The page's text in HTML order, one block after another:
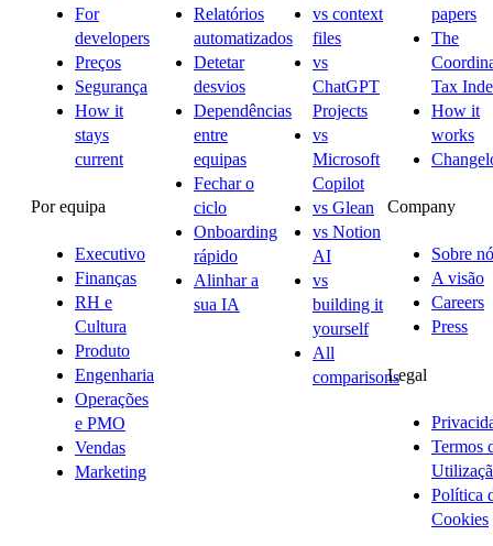
For
developers
Preços
Segurança
How it
stays
current
Por equipa
Executivo
Finanças
RH e
Cultura
Produto
Engenharia
Operações
e PMO
Vendas
Marketing
Relatórios
automatizados
Detetar
desvios
Dependências
entre
equipas
Fechar o
ciclo
Onboarding
rápido
Alinhar a
sua IA
vs context
files
vs
ChatGPT
Projects
vs
Microsoft
Copilot
vs Glean
vs Notion
AI
vs
building it
yourself
All
comparisons
papers
The
Tax
How it
works
Company
Sobre
A visão
Careers
Press
Legal
Termos
Política
Cookies